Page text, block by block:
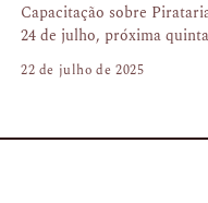
Capacitação sobre
24 de julho, próxima
22 de julho de 2025